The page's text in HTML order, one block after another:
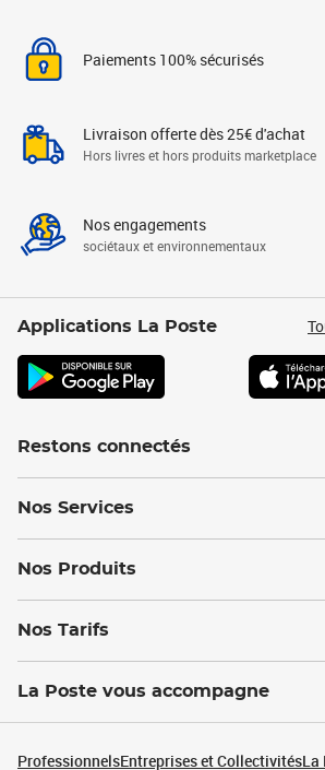
Paiements 100% sécurisés
Livraison offerte dès 25€ d'achat
Hors livres et hors produits marketplace
Nos engagements
sociétaux et environnementaux
Applications La Poste
Restons connectés
Nos Services
Nos Produits
Nos Tarifs
La Poste vous accompagne
ProfessionnelsEntreprises et CollectivitésLa